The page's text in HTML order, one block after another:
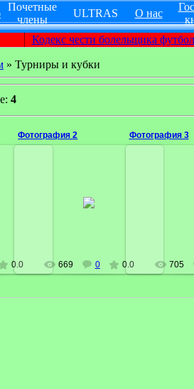
Почетные
члены
ULTRAS О нас
Кодекс чести болельщика
» Турниры и кубки
4
0.0
Фотография 2
669 0 0.0
Фотография 3
705